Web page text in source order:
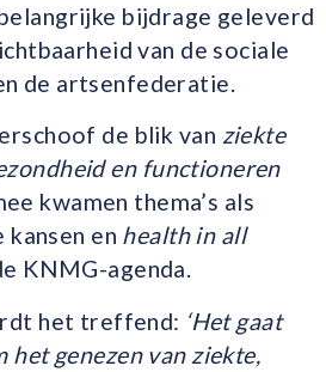
bijdrage geleverd
van de sociale
de artsenfederatie.
de blik van ziekte
en functioneren
kwamen thema’s als
en health in all
KNMG-agenda.
het treffend: ‘Het gaat
het genezen van ziekte,